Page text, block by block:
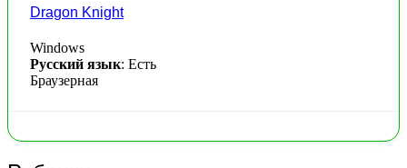
Dragon Knight
Windows
Русский язык: Есть
Браузерная